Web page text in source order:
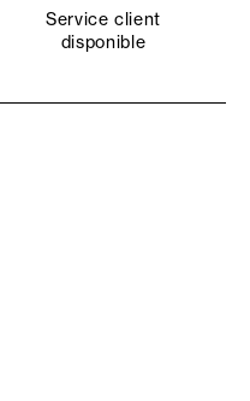
Service client
disponible